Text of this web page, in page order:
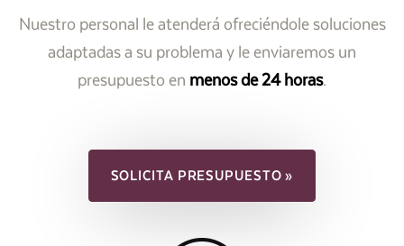
Nuestro personal le atenderá ofreciéndole soluciones
adaptadas a su problema y le enviaremos un
presupuesto en menos de 24 horas.
SOLICITA PRESUPUESTO »